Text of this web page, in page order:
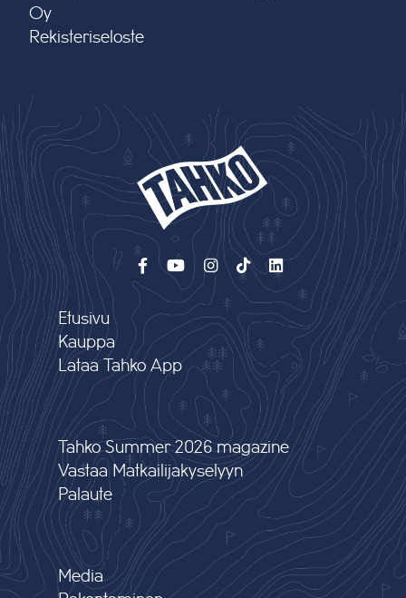
Oy
Rekisteriseloste
Etusivu
Kauppa
Lataa Tahko App
Tahko Summer 2026 magazine
Vastaa Matkailijakyselyyn
Palaute
Media